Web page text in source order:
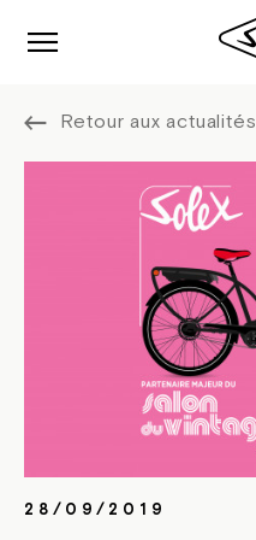
Retour aux actualités
28/09/2019